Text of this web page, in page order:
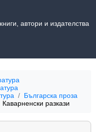
автори и издателства
Българска проза
Каварненски разкази